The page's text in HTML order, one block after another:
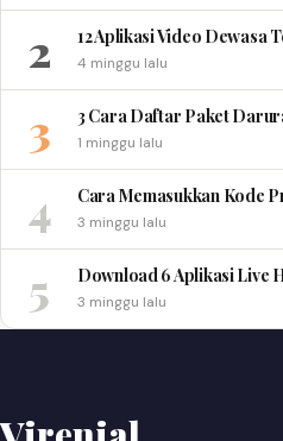
2 12 Aplikasi Video Dewasa
4 minggu lalu
3 3 Cara Daftar Paket
1 minggu lalu
4 Cara Memasukkan Kode
3 minggu lalu
5 Download 6 Aplikasi Live
3 minggu lalu